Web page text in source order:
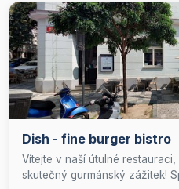
vytvoření jedinečných
na vaši návštěvu!
Dish - fine burger bistro
Vítejte v naší útulné
skutečný gurmánský zážitek!